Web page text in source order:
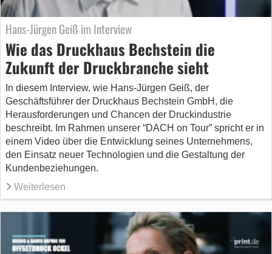
Hans-Jürgen Geiß im Interview
Wie das Druckhaus Bechstein die
Zukunft der Druckbranche sieht
In diesem Interview, wie Hans-Jürgen Geiß, der
Geschäftsführer der Druckhaus Bechstein GmbH, die
Herausforderungen und Chancen der Druckindustrie
beschreibt. Im Rahmen unserer “DACH on Tour” spricht er in
einem Video über die Entwicklung seines Unternehmens,
den Einsatz neuer Technologien und die Gestaltung der
Kundenbeziehungen.
Weiterlesen